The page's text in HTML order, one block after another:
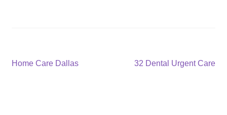
Post
Previous
Home Care Dallas
Next
32 Dental Urgent Care